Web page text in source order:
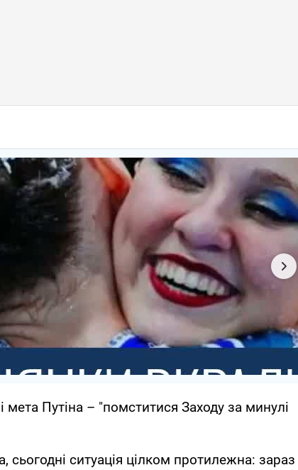
мета Путіна – "помститися Заходу за минулі
сьогодні ситуація цілком протилежна: зараз